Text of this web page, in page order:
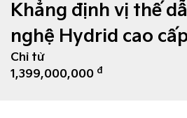
Khẳng định vị thế
nghệ Hydrid cao
Chỉ từ
1,399,000,000 đ